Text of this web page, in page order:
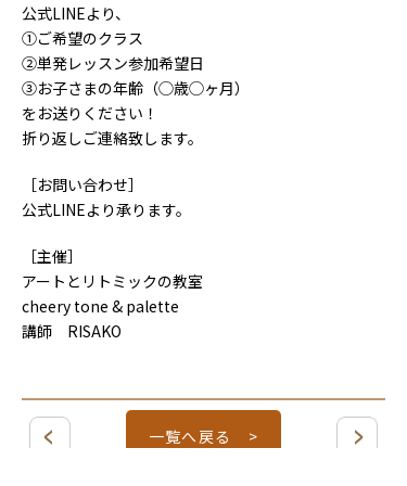
公式LINEより、
①ご希望のクラス
②単発レッスン参加希望日
③お子さまの年齢（◯歳◯ヶ月）
をお送りください！
折り返しご連絡致します。
［お問い合わせ］
公式LINEより承ります。
［主催］
アートとリトミックの教室
cheery tone & palette
講師 RISAKO
一覧へ戻る >